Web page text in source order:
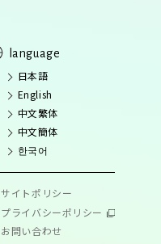
language
日本語
English
中文繁体
中文簡体
한국어
サイトポリシー
プライバシーポリシー
お問い合わせ